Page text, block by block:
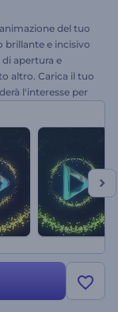
del tuo
brillante e incisivo
apertura e
altro. Carica il tuo
l'interesse per
Provalo subito!